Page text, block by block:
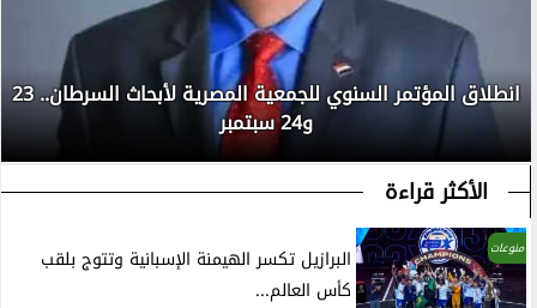
انطلاق المؤتمر السنوي للجمعية المصرية لأبحاث السرطان.. 23
و24 سبتمبر
الأكثر قراءة
منوعات
البرازيل تكسر الهيمنة الإسبانية وتتوج بلقب
كأس العالم...